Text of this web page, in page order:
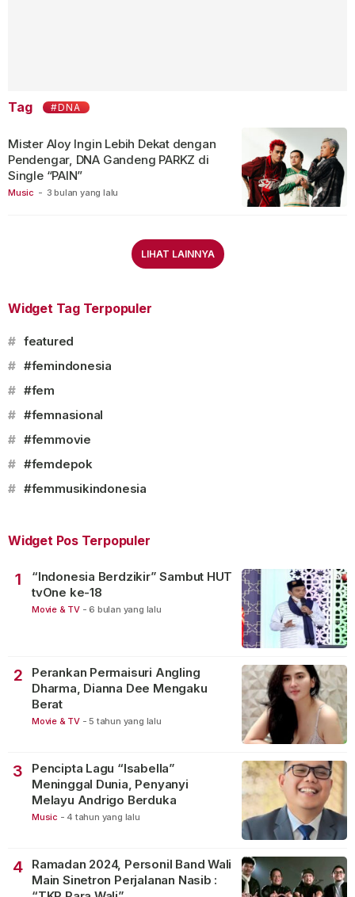
Tag #DNA
Music - 3 bulan yang lalu
Mister Aloy Ingin Lebih Dekat dengan
Pendengar, DNA Gandeng PARKZ di
Single “PAIN”
LIHAT LAINNYA
Widget Tag Terpopuler
# featured
# #femindonesia
# #fem
# #femnasional
# #femmovie
# #femdepok
# #femmusikindonesia
Widget Pos Terpopuler
1
“Indonesia Berdzikir” Sambut HUT
tvOne ke-18
Movie & TV - 6 bulan yang lalu
2
Perankan Permaisuri Angling
Dharma, Dianna Dee Mengaku
Berat
Movie & TV - 5 tahun yang lalu
3
Pencipta Lagu “Isabella”
Meninggal Dunia, Penyanyi
Melayu Andrigo Berduka
Music - 4 tahun yang lalu
4
Ramadan 2024, Personil Band Wali
Main Sinetron Perjalanan Nasib :